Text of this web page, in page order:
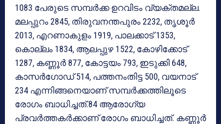
1083 പേരുടെ സമ്പര്‍ക്ക ഉറവിടം വ്യക്തമല്ല.
മലപ്പുറം 2845, തിരുവനന്തപുരം 2232, തൃശൂര്‍
2013, എറണാകുളം 1919, പാലക്കാട് 1353,
കൊല്ലം 1834, ആലപ്പുഴ 1522, കോഴിക്കോട്
1287, കണ്ണൂര്‍ 877, കോട്ടയം 793, ഇടുക്കി 648,
കാസര്‍ഗോഡ് 514, പത്തനംതിട്ട 500, വയനാട്
234 എന്നിങ്ങനെയാണ് സമ്പര്‍ക്കത്തിലൂടെ
രോഗം ബാധിച്ചത്.84 ആരോഗ്യ
പ്രവര്‍ത്തകര്‍ക്കാണ് രോഗം ബാധിച്ചത്. കണ്ണൂര്‍